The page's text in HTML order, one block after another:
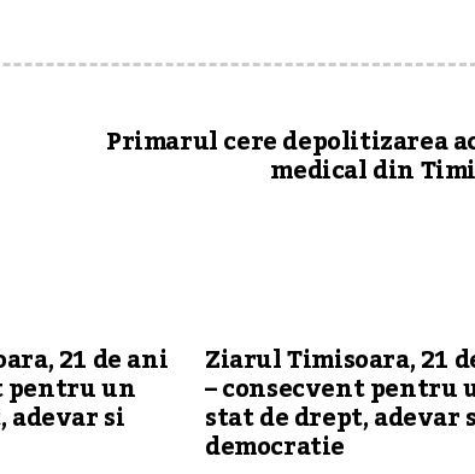
Primarul cere depolitizarea
medical din
21 de ani
pentru un
adevar si
Ziarul Timisoara, 21
– consecvent pentru
stat de drept, adevar
democratie